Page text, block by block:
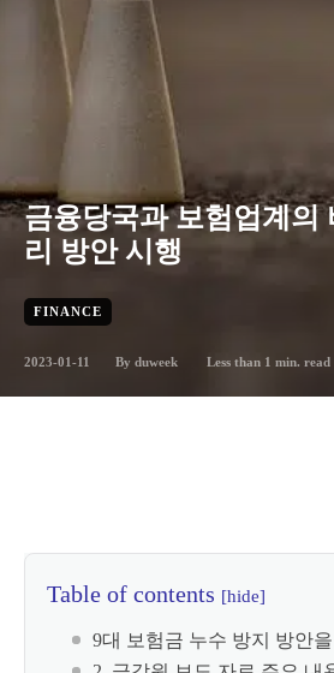
금융당국과 보험업계의
리 방안 시행
FINANCE
2023-01-11 By duweek Less than 1 min. read
Table of contents [hide]
9대 보험금 누수 방지 방안